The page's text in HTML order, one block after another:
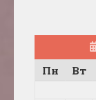
Пн
Вт